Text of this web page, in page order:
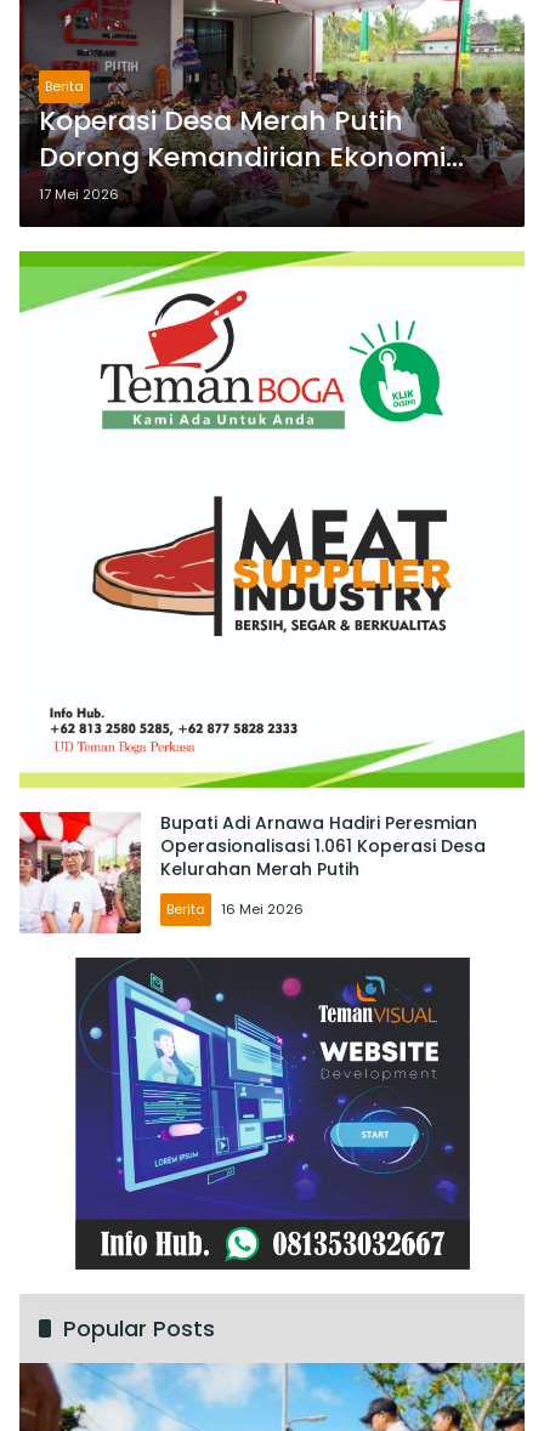
Berita
Koperasi Desa Merah Putih
Dorong Kemandirian Ekonomi
Kerakyatan Nasional dan Bali
17 Mei 2026
Bupati Adi Arnawa Hadiri Peresmian
Operasionalisasi 1.061 Koperasi Desa
Kelurahan Merah Putih
Berita 16 Mei 2026
Popular Posts